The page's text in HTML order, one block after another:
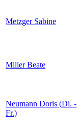
Metzger Sabine
Miller Beate
Neumann Doris (Di. -
Fr.)